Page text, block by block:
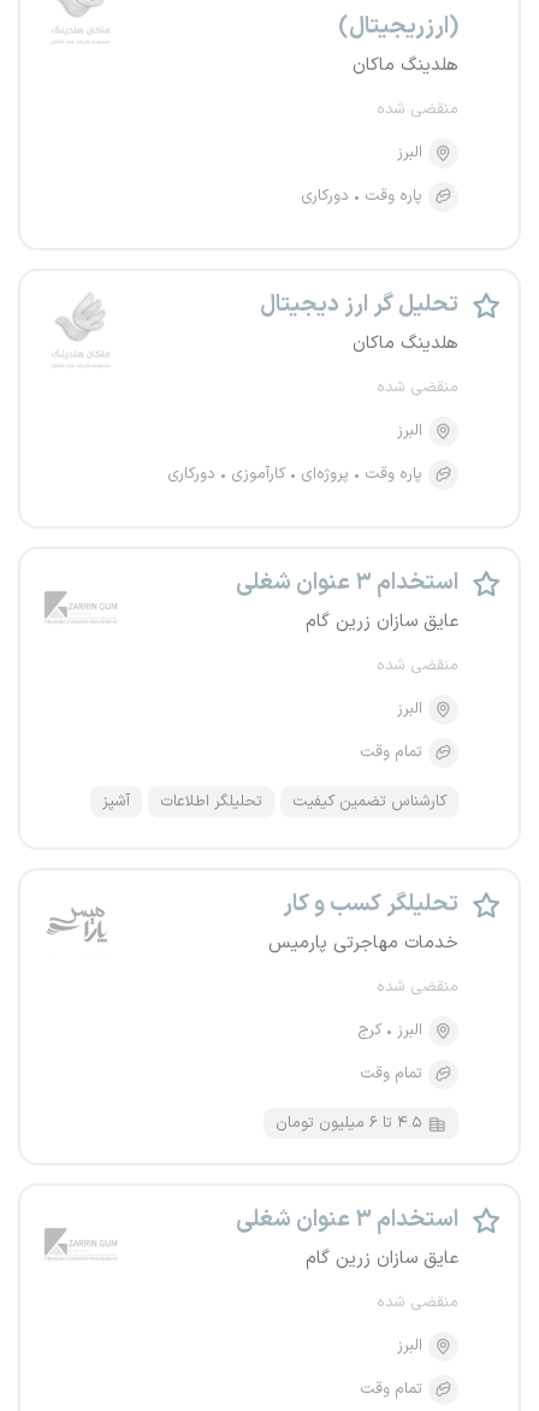
(ارزریجیتال)
هلدینگ ماکان
منقضی شده
البرز
پاره وقت
دورکاری
تحلیل گر ارز دیجیتال
هلدینگ ماکان
منقضی شده
البرز
پاره وقت
پروژه‌ای کارآموزی دورکاری
استخدام ۳ عنوان شغلی
عایق سازان زرین گام
منقضی شده
البرز
تمام وقت
کارشناس تضمین کیفیت تحلیلگر اطلاعات آشپز
تحلیلگر کسب و کار
خدمات مهاجرتی پارمیس
منقضی شده
البرز
کرج
تمام وقت
۴.۵ تا ۶ میلیون تومان
استخدام ۳ عنوان شغلی
عایق سازان زرین گام
منقضی شده
البرز
تمام وقت